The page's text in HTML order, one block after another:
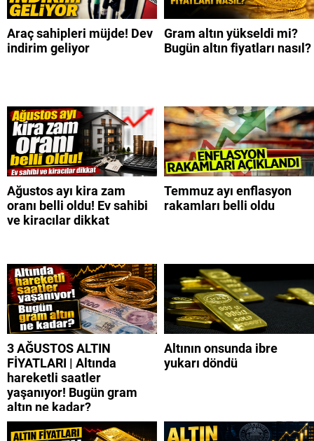
Araç sahipleri müjde! Dev
indirim geliyor
Gram altın yükseldi mi?
Bugün altın fiyatları nasıl?
Ağustos ayı kira zam
oranı belli oldu! Ev sahibi
ve kiracılar dikkat
Temmuz ayı enflasyon
rakamları belli oldu
3 AĞUSTOS ALTIN
FİYATLARI | Altında
hareketli saatler
yaşanıyor! Bugün gram
altın ne kadar?
Altının onsunda ibre
yukarı döndü